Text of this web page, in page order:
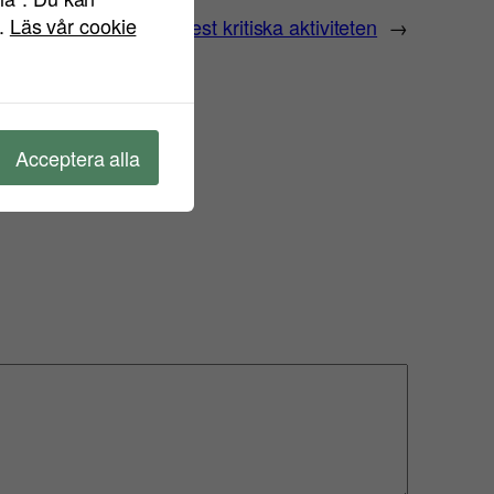
tips – 5: Den mest kritiska aktiviteten →
Läs vår cookie
Acceptera alla